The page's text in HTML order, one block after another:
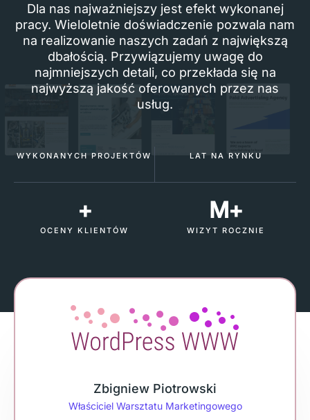
Dla nas najważniejszy jest efekt wykonanej
pracy. Wieloletnie doświadczenie pozwala nam
na realizowanie naszych zadań z największą
dbałością. Przywiązujemy uwagę do
najmniejszych detali, co przekłada się na
najwyższą jakość oferowanych przez nas
usług.
WYKONANYCH PROJEKTÓW LAT NA RYNKU
+
OCENY KLIENTÓW
M+
WIZYT ROCZNIE
Zbigniew Piotrowski
Właściciel Warsztatu Marketingowego